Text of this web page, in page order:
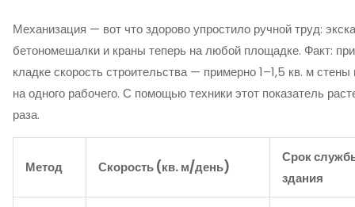
Механизация — вот что здорово упростило ручной труд:
бетономешалки и краны теперь на любой площадке. Факт:
кладке скорость строительства — примерно 1–1,5 кв. м стены
на одного рабочего. С помощью техники этот показатель
раза.
Метод Скорость (кв. м/день)
Срок
здания